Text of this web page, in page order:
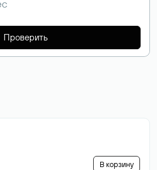
Проверить
В корзину